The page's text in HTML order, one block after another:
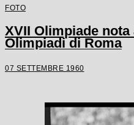
FOTO
XVII Olimpiade
Olimpiadi di Roma
07 SETTEMBRE 1960